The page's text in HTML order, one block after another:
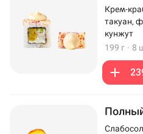
Крем-
такуан,
кунжут
199 г · 8